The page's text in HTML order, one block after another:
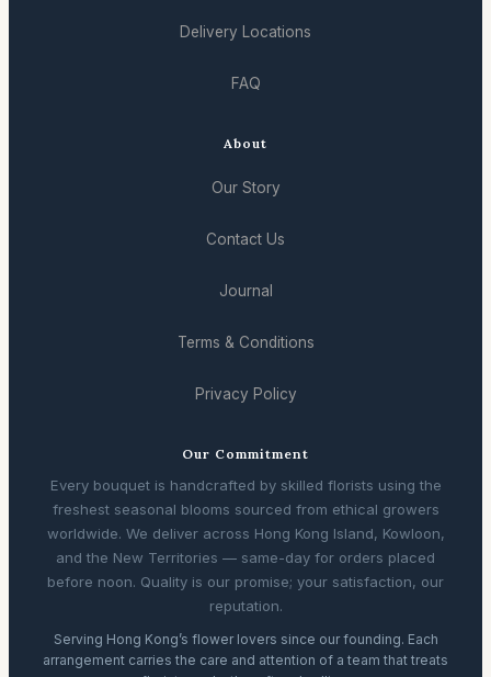
Delivery Locations
FAQ
About
Our Story
Contact Us
Journal
Terms & Conditions
Privacy Policy
Our Commitment
Every bouquet is handcrafted by skilled florists using the
freshest seasonal blooms sourced from ethical growers
worldwide. We deliver across Hong Kong Island, Kowloon,
and the New Territories — same-day for orders placed
before noon. Quality is our promise; your satisfaction, our
reputation.
Serving Hong Kong’s flower lovers since our founding. Each
arrangement carries the care and attention of a team that treats